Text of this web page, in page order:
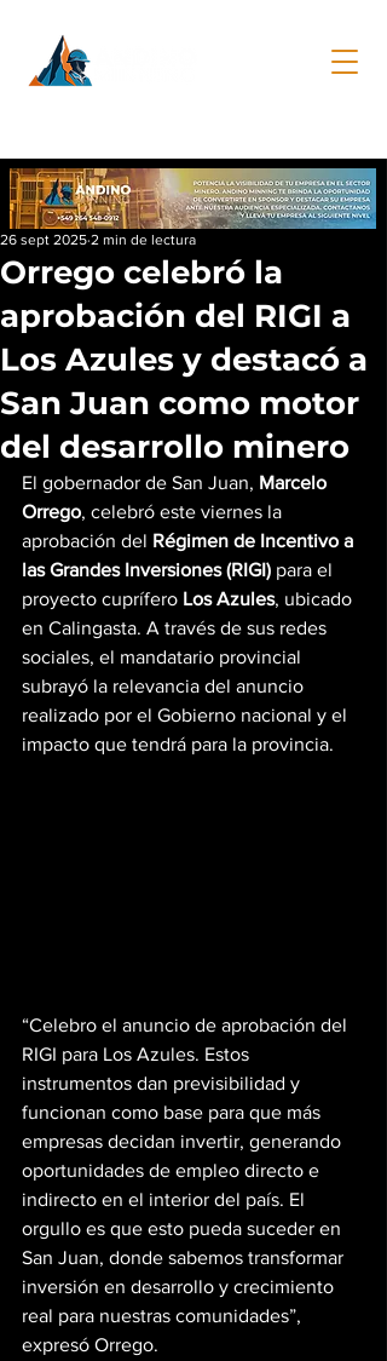
Orrego celebró la
aprobación del RIGI a
Los Azules y destacó a
San Juan como motor
del desarrollo minero
26 sept 2025 2 min de lectura
El gobernador de San Juan, Marcelo
Orrego, celebró este viernes la
aprobación del Régimen de Incentivo a
las Grandes Inversiones (RIGI) para el
proyecto cuprífero Los Azules, ubicado
en Calingasta. A través de sus redes
sociales, el mandatario provincial
subrayó la relevancia del anuncio
realizado por el Gobierno nacional y el
impacto que tendrá para la provincia.
“Celebro el anuncio de aprobación del
RIGI para Los Azules. Estos
instrumentos dan previsibilidad y
funcionan como base para que más
empresas decidan invertir, generando
oportunidades de empleo directo e
indirecto en el interior del país. El
orgullo es que esto pueda suceder en
San Juan, donde sabemos transformar
inversión en desarrollo y crecimiento
real para nuestras comunidades”,
expresó Orrego.